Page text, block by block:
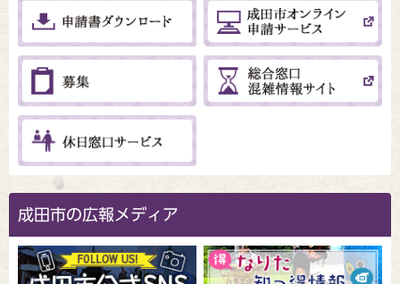
成田市の広報メディア